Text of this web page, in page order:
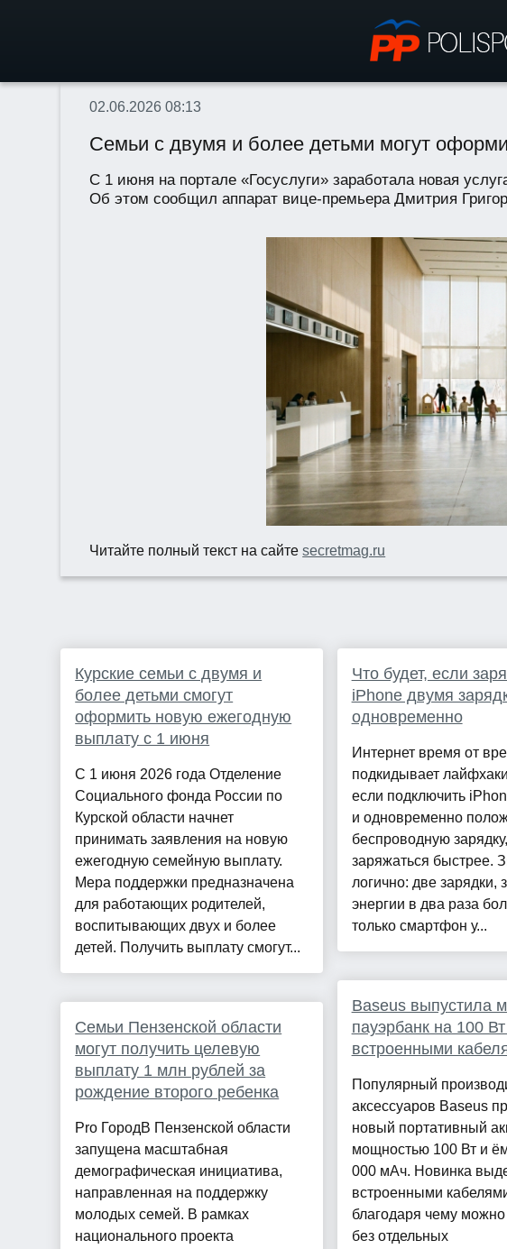
02.06.2026 08:13
Семьи с двумя и более детьми могут
С 1 июня на портале «Госуслуги» заработала новая
Об этом сообщил аппарат вице-премьера Дмитрия
Читайте полный текст на сайтеsecretmag.ru
Курские семьи с двумя и
более детьми смогут
оформить новую ежегодную
выплату с 1 июня
С 1 июня 2026 года Отделение
Социального фонда России по
Курской области начнет
принимать заявления на новую
ежегодную семейную выплату.
Мера поддержки предназначена
для работающих родителей,
воспитывающих двух и более
детей. Получить выплату смогут...
Семьи Пензенской области
могут получить целевую
выплату 1 млн рублей за
рождение второго ребенка
Pro ГородВ Пензенской области
запущена масштабная
демографическая инициатива,
направленная на поддержку
молодых семей. В рамках
национального проекта
Что будет, если
iPhone двумя
одновременно
Интернет время от
подкидывает
если подключить
и одновременно
беспроводную
заряжаться быстрее.
логично: две зарядки,
энергии в два раза
только смартфон у...
Baseus выпустила
пауэрбанк на 100
встроенными
Популярный
аксессуаров Baseus
новый портативный
мощностью 100 Вт и
000 мАч. Новинка
встроенными
благодаря чему можно
без отдельных